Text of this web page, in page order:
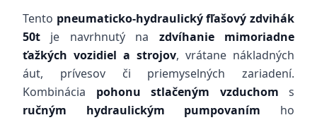
Tento pneumaticko-hydraulický fľašový zdvihák
50t je navrhnutý na zdvíhanie mimoriadne
ťažkých vozidiel a strojov, vrátane nákladných
áut, prívesov či priemyselných zariadení.
Kombinácia pohonu stlačeným vzduchom s
ručným hydraulickým pumpovaním ho